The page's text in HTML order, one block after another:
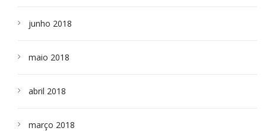
junho 2018
maio 2018
abril 2018
março 2018